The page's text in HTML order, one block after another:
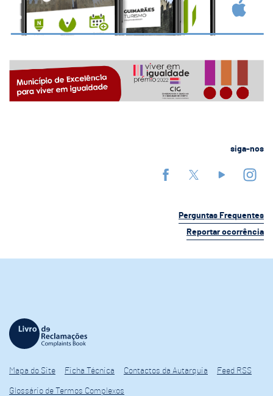
siga-nos
Perguntas Frequentes
Reportar ocorrência
Mapa do Site Ficha Técnica Contactos da Autarquia Feed RSS
Glossário de Termos Complexos